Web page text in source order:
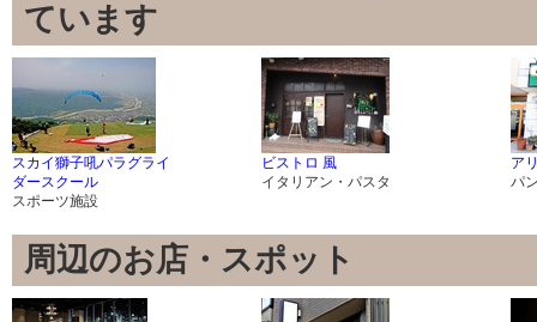
ています
スカイ獅子吼パラグライ
ダースクール
スポーツ施設
ビストロ 風
イタリアン・パスタ
ア
パ
周辺のお店・スポット